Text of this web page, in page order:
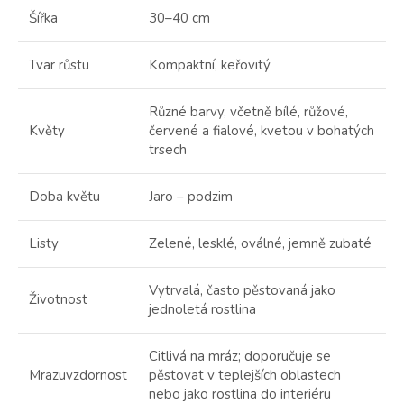
Šířka 30–40 cm
Tvar růstu Kompaktní, keřovitý
Květy
Různé barvy, včetně bílé, růžové,
červené a fialové, kvetou v bohatých
trsech
Doba květu Jaro – podzim
Listy Zelené, lesklé, oválné, jemně zubaté
Životnost
Vytrvalá, často pěstovaná jako
jednoletá rostlina
Mrazuvzdornost
Citlivá na mráz; doporučuje se
pěstovat v teplejších oblastech
nebo jako rostlina do interiéru